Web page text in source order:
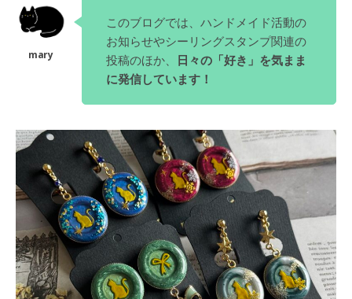
このブログでは、ハンドメイド活動の
お知らせやシーリングスタンプ関連の
投稿のほか、 日々の「好き」を気まま
に発信しています！